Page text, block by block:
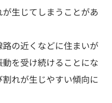
生じてしまうことがあ
の近くなどに住まいが
を受け続けることにな
れが生じやすい傾向に